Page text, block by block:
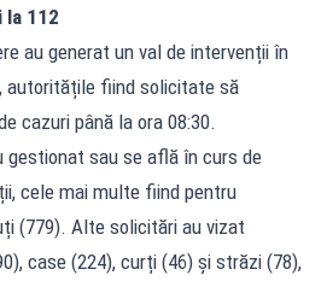
la 112
au generat un val de intervenții în
autoritățile fiind solicitate să
cazuri până la ora 08:30.
gestionat sau se află în curs de
cele mai multe fiind pentru
(779). Alte solicitări au vizat
case (224), curți (46) și străzi (78),